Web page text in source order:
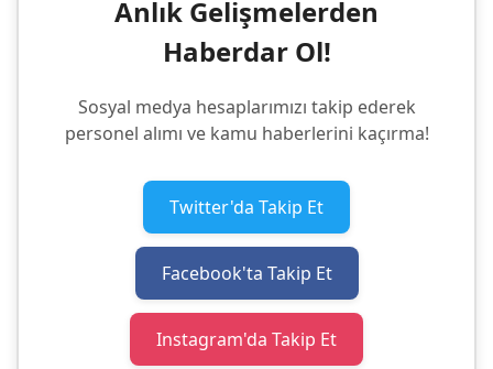
Anlık Gelişmelerden
Haberdar Ol!
Sosyal medya hesaplarımızı takip ederek
personel alımı ve kamu haberlerini kaçırma!
Twitter'da Takip Et
Facebook'ta Takip Et
Instagram'da Takip Et